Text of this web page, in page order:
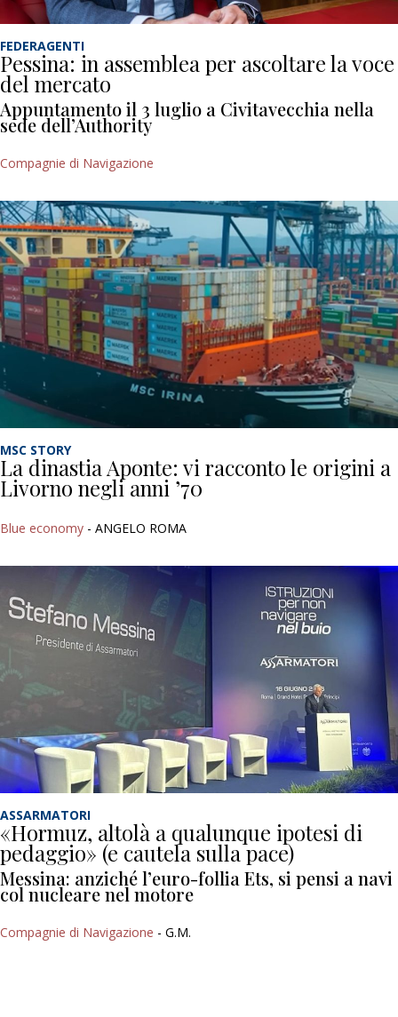
FEDERAGENTI
Pessina: in assemblea per ascoltare la voce
del mercato
Appuntamento il 3 luglio a Civitavecchia nella
sede dell’Authority
Compagnie di Navigazione
MSC STORY
La dinastia Aponte: vi racconto le origini a
Livorno negli anni ’70
Blue economy - ANGELO ROMA
ASSARMATORI
«Hormuz, altolà a qualunque ipotesi di
pedaggio» (e cautela sulla pace)
Messina: anziché l’euro-follia Ets, si pensi a navi
col nucleare nel motore
Compagnie di Navigazione - G.M.